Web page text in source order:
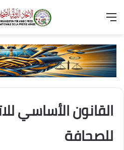
القانون الأساسي
للصحافة